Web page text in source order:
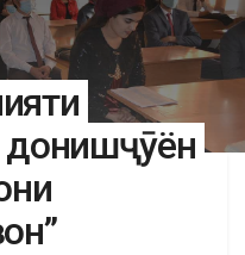
донишҷӯён